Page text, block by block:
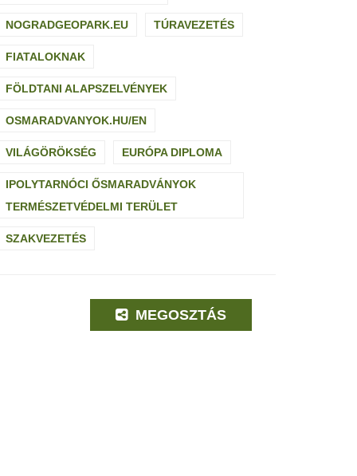
NOGRADGEOPARK.EU TÚRAVEZETÉS
FIATALOKNAK
FÖLDTANI ALAPSZELVÉNYEK
OSMARADVANYOK.HU/EN
VILÁGÖRÖKSÉG EURÓPA DIPLOMA
IPOLYTARNÓCI ŐSMARADVÁNYOK
TERMÉSZETVÉDELMI TERÜLET
SZAKVEZETÉS
MEGOSZTÁS